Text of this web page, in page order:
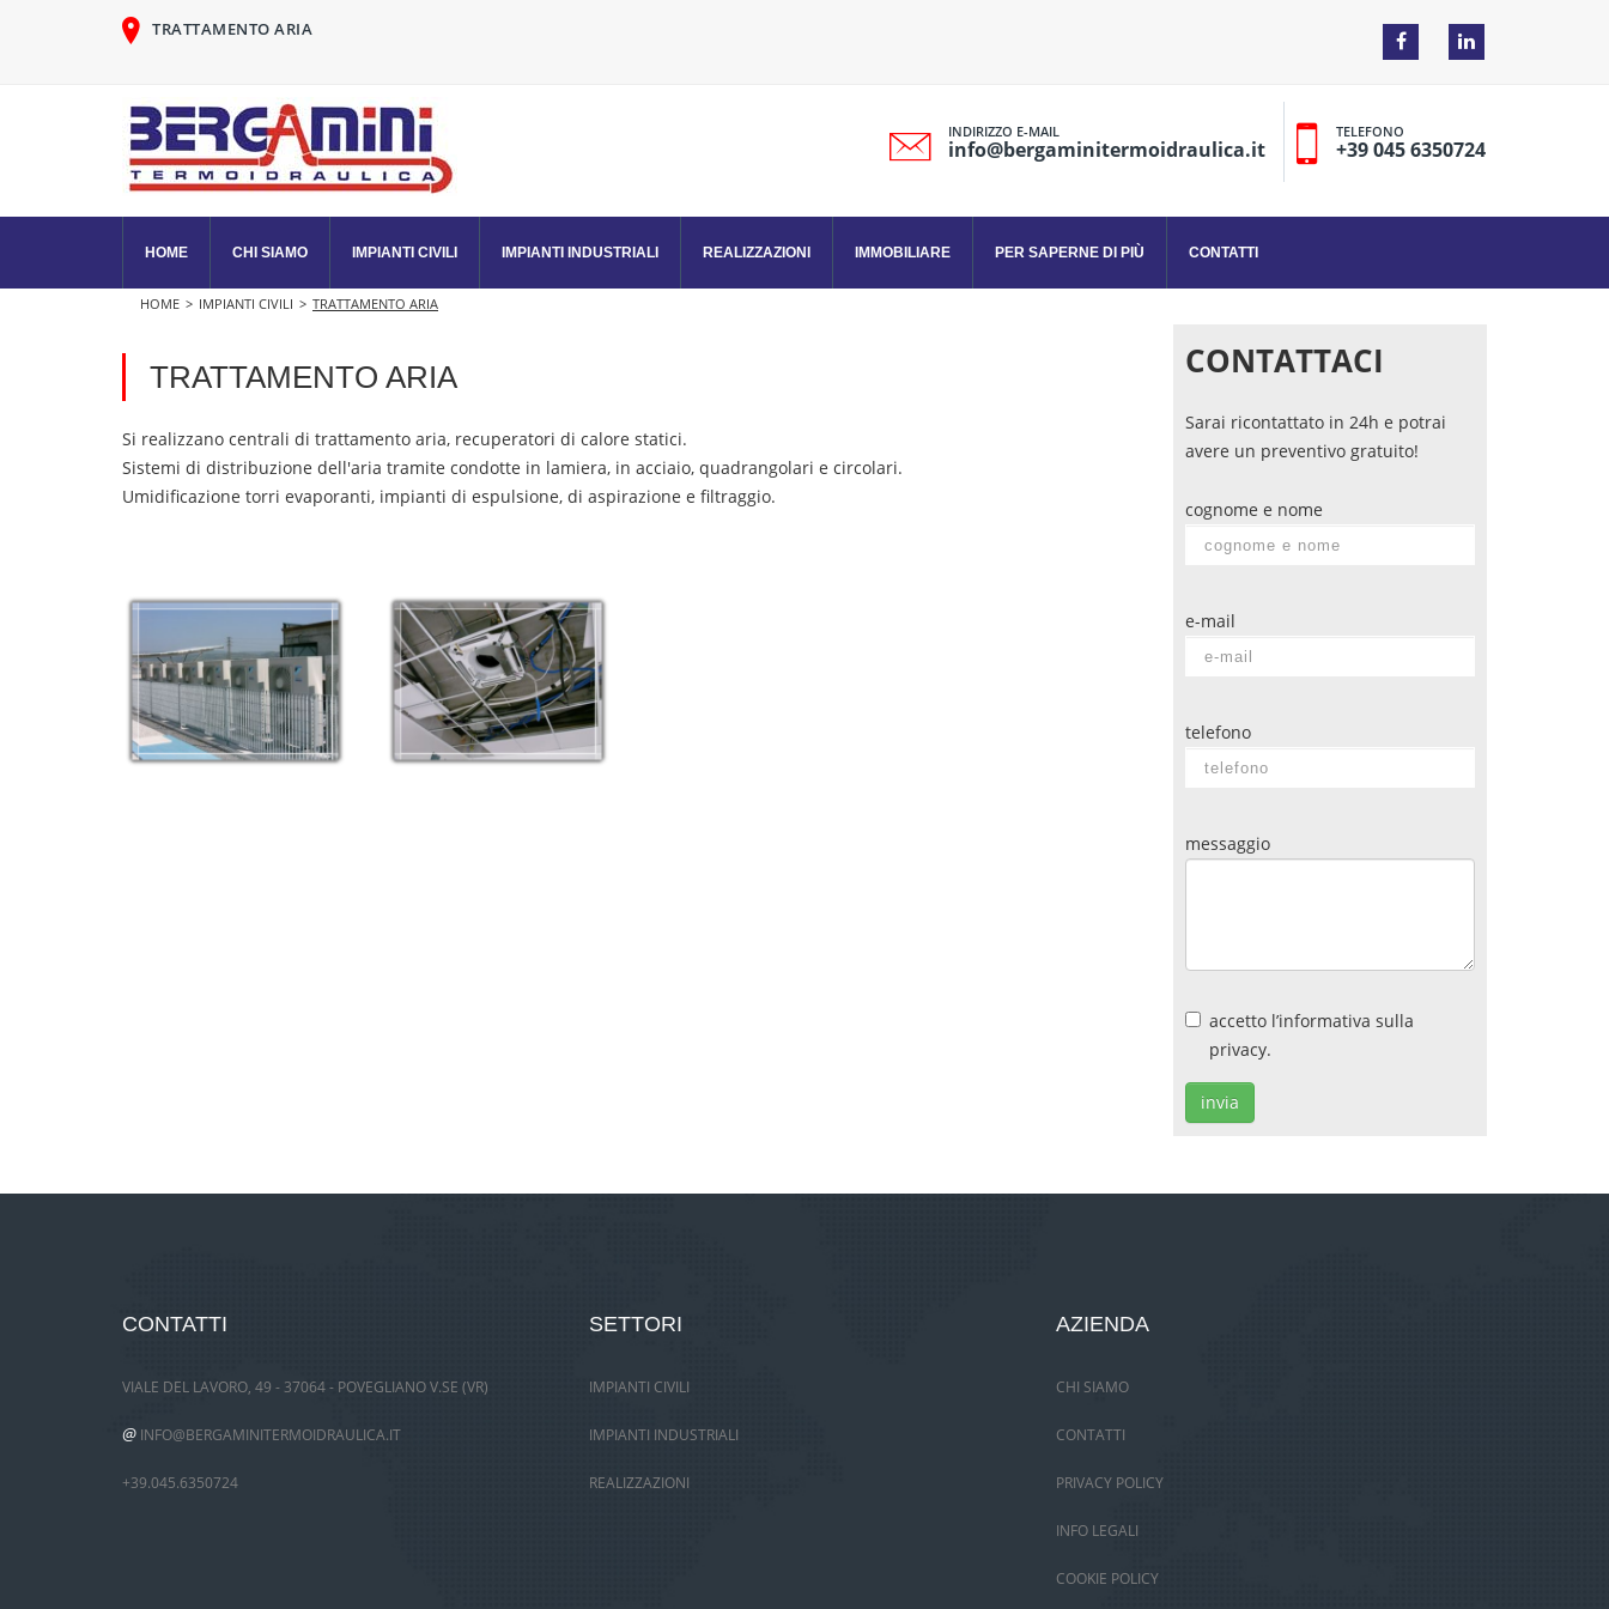
TRATTAMENTO ARIA
INDIRIZZO E-MAIL
info@bergaminitermoidraulica.it
TELEFONO
+39 045 6350724
HOME CHI SIAMO IMPIANTI CIVILI IMPIANTI INDUSTRIALI REALIZZAZIONI IMMOBILIARE PER SAPERNE DI PIÙ CONTATTI
HOME > IMPIANTI CIVILI > TRATTAMENTO ARIA
TRATTAMENTO ARIA
Si realizzano centrali di trattamento aria, recuperatori di calore statici.
Sistemi di distribuzione dell'aria tramite condotte in lamiera, in acciaio, quadrangolari e circolari.
Umidificazione torri evaporanti, impianti di espulsione, di aspirazione e filtraggio.
CONTATTACI
Sarai ricontattato in 24h e potrai
avere un preventivo gratuito!
cognome e nome
e-mail
telefono
messaggio
accetto l’informativa sulla
privacy.
invia
CONTATTI
VIALE DEL LAVORO, 49 - 37064 - POVEGLIANO V.SE (VR)
@ INFO@BERGAMINITERMOIDRAULICA.IT
+39.045.6350724
SETTORI
IMPIANTI CIVILI
IMPIANTI INDUSTRIALI
REALIZZAZIONI
AZIENDA
CHI SIAMO
CONTATTI
PRIVACY POLICY
INFO LEGALI
COOKIE POLICY